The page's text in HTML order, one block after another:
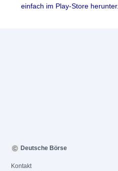
einfach im Play-Store herunter.
Deutsche Börse
Kontakt